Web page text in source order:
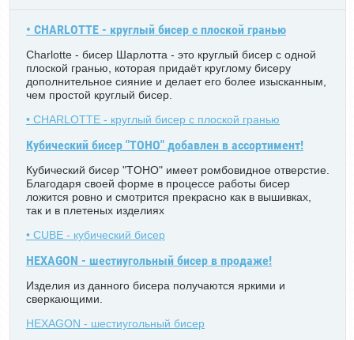
• CHARLOTTE - круглый бисер с плоской гранью
Charlotte - бисер Шарлотта - это круглый бисер с одной
плоской гранью, которая придаёт круглому бисеру
дополнительное сияние и делает его более изысканным,
чем простой круглый бисер.
• CHARLOTTE - круглый бисер с плоской гранью
Кубический бисер "TOHO" добавлен в ассортимент!
Кубический бисер "TOHO" имеет ромбовидное отверстие.
Благодаря своей форме в процессе работы бисер
ложится ровно и смотрится прекрасно как в вышивках,
так и в плетеных изделиях
• CUBE - кубический бисер
HEXAGON - шестиугольный бисер в продаже!
Изделия из данного бисера получаются яркими и
сверкающими.
HEXAGON - шестиугольный бисер